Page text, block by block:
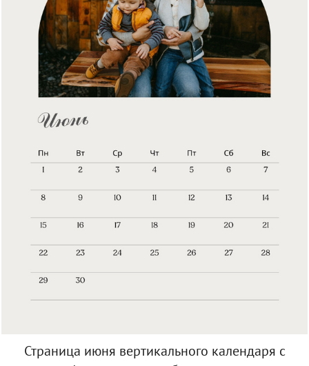
Страница июня вертикального календаря с